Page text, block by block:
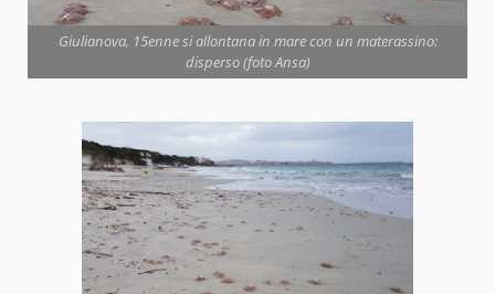
Giulianova, 15enne si allontana in mare con un materassino:
disperso (foto Ansa)